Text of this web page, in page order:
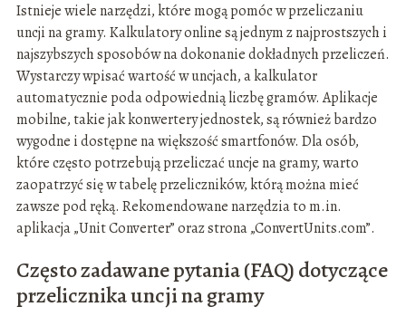
Istnieje wiele narzędzi, które mogą pomóc w przeliczaniu
uncji na gramy. Kalkulatory online są jednym z najprostszych i
najszybszych sposobów na dokonanie dokładnych przeliczeń.
Wystarczy wpisać wartość w uncjach, a kalkulator
automatycznie poda odpowiednią liczbę gramów. Aplikacje
mobilne, takie jak konwertery jednostek, są również bardzo
wygodne i dostępne na większość smartfonów. Dla osób,
które często potrzebują przeliczać uncje na gramy, warto
zaopatrzyć się w tabelę przeliczników, którą można mieć
zawsze pod ręką. Rekomendowane narzędzia to m.in.
aplikacja „Unit Converter” oraz strona „ConvertUnits.com”.
Często zadawane pytania (FAQ) dotyczące
przelicznika uncji na gramy